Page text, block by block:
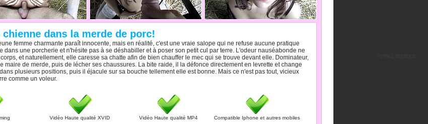
dans la merde de porc!
femme charmante paraît innocente, mais en réalité, c'est une vraie salope qui ne refuse aucune pratique
dans une porcherie et n'hésite pas à se déshabiller et à poser son petit cul par terre. L'odeur nauséabonde ne
et naturellement, elle caresse sa chatte afin de bien chauffer le mec qui se trouve devant elle. Dominateur,
de merde, puis de lécher ses chaussures. La bite raide, il la défonce directement en levrette et change
plusieurs positions, puis il éjacule sur sa bouche tellement elle est bonne. Mais ce n'est pas tout, vicieux
comme un voleur.
Vidéo Haute qualité XVID Vidéo Haute qualité MP4 Compatible Iphone et autres mobiles